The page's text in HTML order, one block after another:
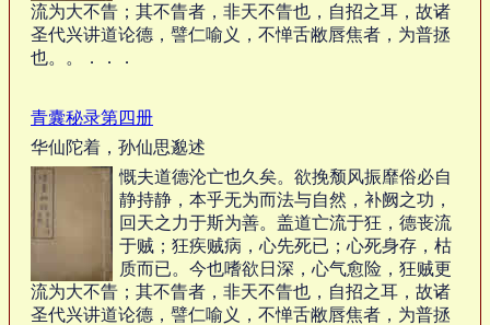
流为大不眚；其不眚者，非天不眚也，自招之耳，故诸
圣代兴讲道论德，譬仁喻义，不惮舌敝唇焦者，为普拯
也。。．．．
青囊秘录第四册
华仙陀着，孙仙思邈述
慨夫道德沦亡也久矣。欲挽颓风振靡俗必自
静持静，本乎无为而法与自然，补阙之功，
回天之力于斯为善。盖道亡流于狂，德丧流
于贼；狂疾贼病，心先死已；心死身存，枯
质而已。今也嗜欲日深，心气愈险，狂贼更
流为大不眚；其不眚者，非天不眚也，自招之耳，故诸
圣代兴讲道论德，譬仁喻义，不惮舌敝唇焦者，为普拯